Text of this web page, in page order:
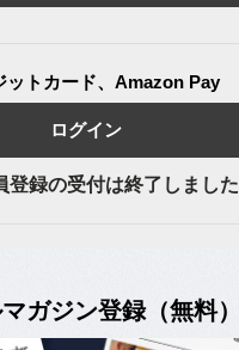
ットカード、Amazon Pay
ログイン
登録の受付は終了しました
ガジン登録（無料）